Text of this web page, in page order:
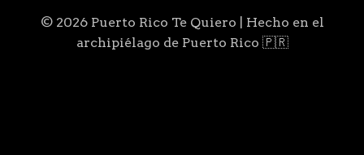
© 2026 Puerto Rico Te Quiero | Hecho en el
archipiélago de Puerto Rico 🇵🇷